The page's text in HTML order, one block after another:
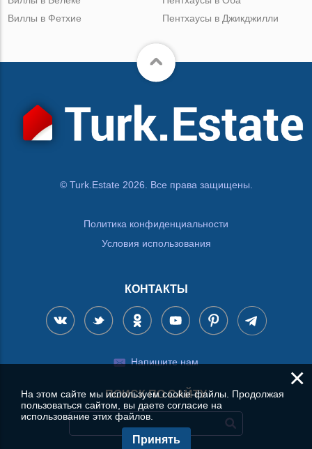
Виллы в Фетхие
Пентхаусы в Джикджилли
© Turk.Estate 2026. Все права защищены.
Политика конфиденциальности
Условия использования
КОНТАКТЫ
Напишите нам
ПОИСК ПО САЙТУ
×
На этом сайте мы используем cookie-файлы. Продолжая
пользоваться сайтом, вы даете согласие на
использование этих файлов.
Принять